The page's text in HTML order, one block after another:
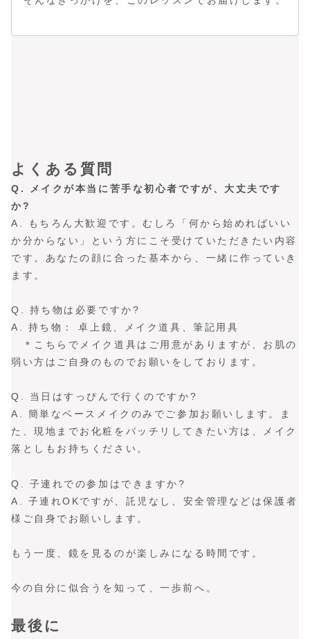
よくある質問
Q. メイクが本当に苦手な初心者ですが、大丈夫です
か?
A. もちろん大歓迎です。むしろ「何から始めればいい
か分からない」という方にこそ受けていただきたい内容
です。あなたの顔に合った基本から、一緒に作っていき
ます。
Q. 持ち物は必要ですか?
A. 持ち物： 卓上鏡、メイク道具、筆記用具
＊こちらでメイク道具はご用意がありますが、お肌の
弱い方はご自身のものでお願いをしております。
Q. 当日はすっぴんで行くのですか?
A. 簡単なベースメイクのみでご参加お願いします。ま
た、現地までお化粧をバッチリしてきたい方は、メイク
落としもお持ちください。
Q. 子連れでの参加はできますか?
A. 子連れOKですが、託児なし、安全管理などは保護者
様ご自身でお願いします。
もう一度、鏡を見るのが楽しみになる時間です。
今の自分に似合うを知って、一歩前へ。
最後に